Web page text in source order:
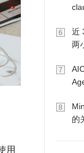
6
近
两
7
8
的